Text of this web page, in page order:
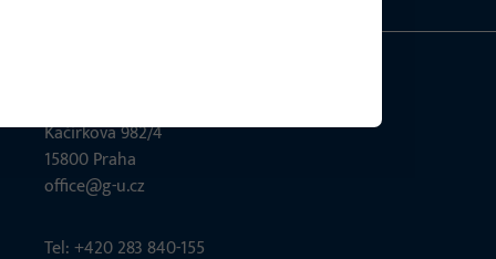
Kačírkova 982/4
15800 Praha
office@g-u.cz
Tel: +420 283 840-155